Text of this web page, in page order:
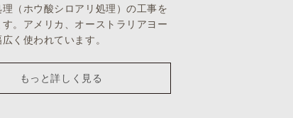
（ホウ酸シロアリ処理）の工事を
。アメリカ、オーストラリアヨー
く使われています。
もっと詳しく見る